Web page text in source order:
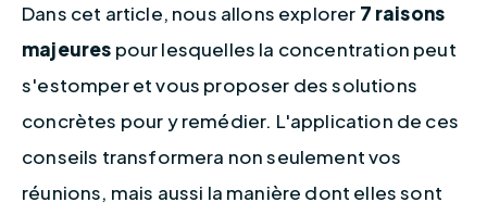
Dans cet article, nous allons explorer 7 raisons
majeures pour lesquelles la concentration peut
s'estomper et vous proposer des solutions
concrètes pour y remédier. L'application de ces
conseils transformera non seulement vos
réunions, mais aussi la manière dont elles sont